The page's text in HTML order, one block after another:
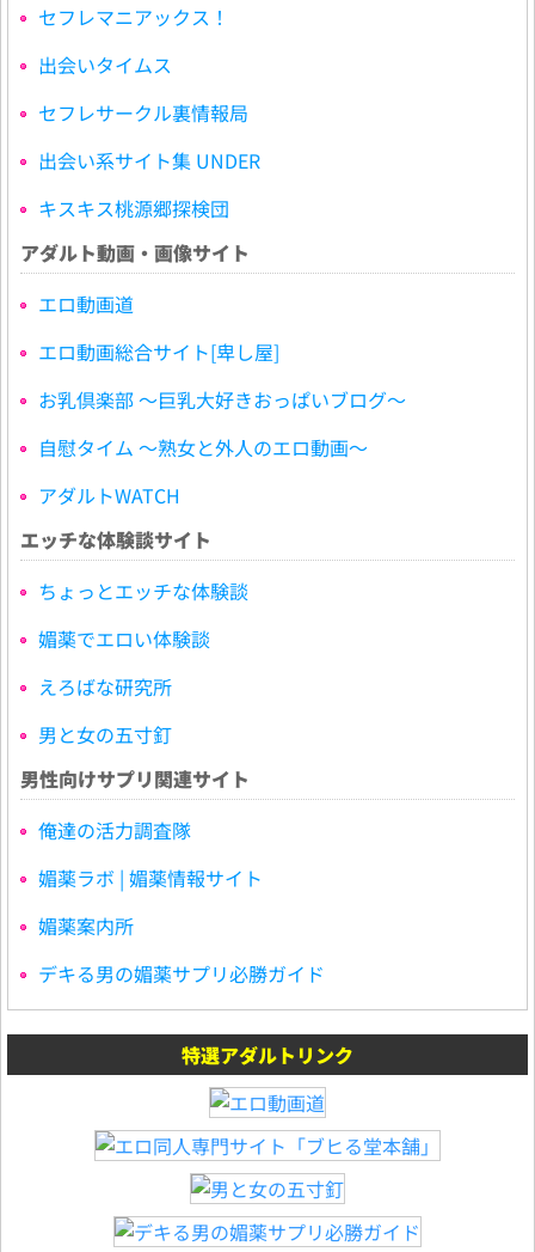
セフレマニアックス！
出会いタイムス
セフレサークル裏情報局
出会い系サイト集 UNDER
キスキス桃源郷探検団
アダルト動画・画像サイト
エロ動画道
エロ動画総合サイト[卑し屋]
お乳倶楽部 ～巨乳大好きおっぱいブログ～
自慰タイム ～熟女と外人のエロ動画～
アダルトWATCH
エッチな体験談サイト
ちょっとエッチな体験談
媚薬でエロい体験談
えろばな研究所
男と女の五寸釘
男性向けサプリ関連サイト
俺達の活力調査隊
媚薬ラボ | 媚薬情報サイト
媚薬案内所
デキる男の媚薬サプリ必勝ガイド
特選アダルトリンク